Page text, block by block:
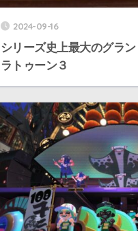
2024-09-16
シリーズ史上最大のグラ
ラトゥーン３